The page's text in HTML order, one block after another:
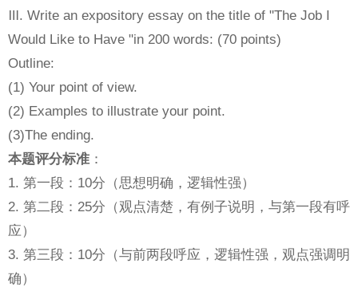
Ⅲ. Write an expository essay on the title of "The Job I
Would Like to Have "in 200 words: (70 points)
Outline:
(1) Your point of view.
(2) Examples to illustrate your point.
(3)The ending.
本题评分标准 ：
1. 第一段：10分（思想明确，逻辑性强）
2. 第二段：25分（观点清楚，有例子说明，与第一段有呼
应）
3. 第三段：10分（与前两段呼应，逻辑性强，观点强调明
确）